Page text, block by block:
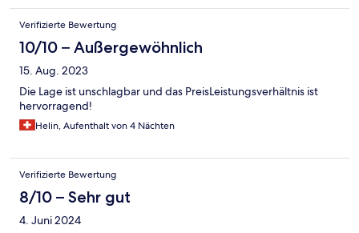
Verifizierte Bewertung
10/10 – Außergewöhnlich
15. Aug. 2023
Die Lage ist unschlagbar und das PreisLeistungsverhältnis ist
hervorragend!
Helin, Aufenthalt von 4 Nächten
Verifizierte Bewertung
8/10 – Sehr gut
4. Juni 2024